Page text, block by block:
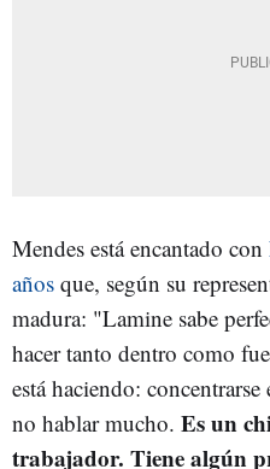
Mendes está encantado con
años que, según su
madura: "Lamine sabe
hacer tanto dentro como
está haciendo:
no hablar mucho. Es un
trabajador. Tiene algún